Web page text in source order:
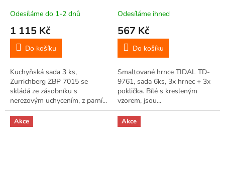
Odesíláme do 1-2 dnů
1 115 Kč
Do košíku
Kuchyňská sada 3 ks,
Zurrichberg ZBP 7015 se
skládá ze zásobníku s
nerezovým uchycením, z parní...
Odesíláme ihned
567 Kč
Do košíku
Smaltované hrnce TIDAL TD-
9761, sada 6ks, 3x hrnec + 3x
poklička. Bílé s kresleným
vzorem, jsou...
Akce Akce